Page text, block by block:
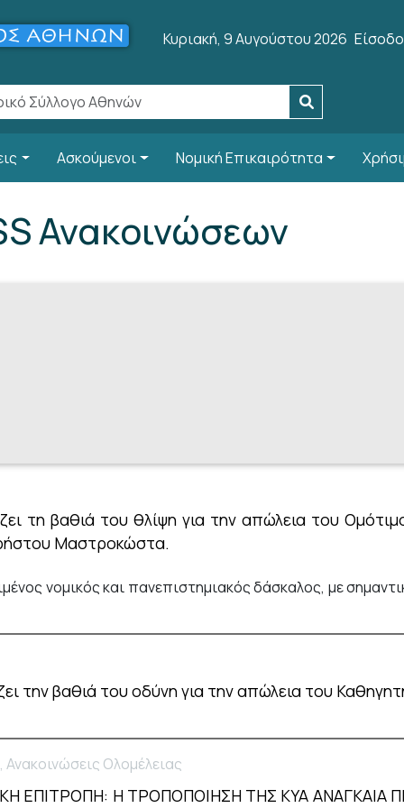
Κυριακή, 9 Αυγούστου 2026User
Ασκούμενοι Νομική Επικαιρότητα
τη βαθιά του θλίψη για την απώλεια του
Μαστροκώστα.
νομικός και πανεπιστημιακός δάσκαλος, με
την βαθιά του οδύνη για την απώλεια του
Ανακοινώσεις Ολομέλειας
ΕΠΙΤΡΟΠΗ: Η ΤΡΟΠΟΠΟΙΗΣΗ ΤΗΣ ΚΥΑ